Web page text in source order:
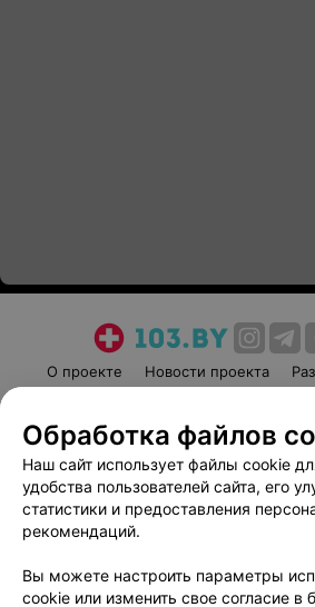
О проекте Новости проекта
Пользовательское соглашение
Вакансии
Написать
Обработка персональных
Обработка файлов
Наш сайт использует файлы cookie
удобства пользователей сайта, его
статистики и предоставления
рекомендаций.
Вы можете настроить параметры
cookie или изменить свое согласие в